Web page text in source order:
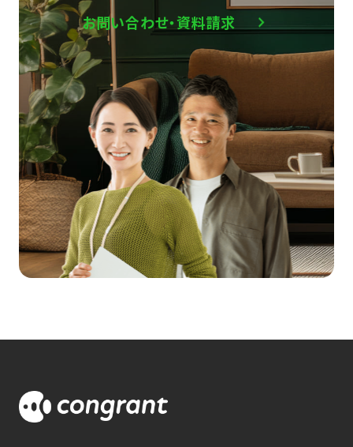
お問い合わせ・資料請求